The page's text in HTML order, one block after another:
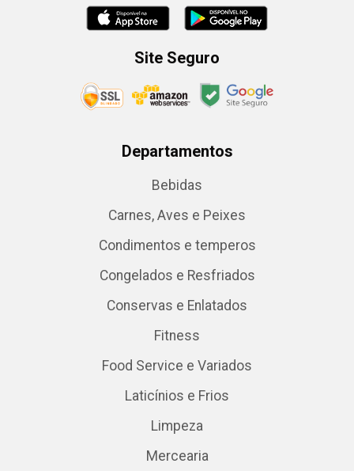
Site Seguro
Departamentos
Bebidas
Carnes, Aves e Peixes
Condimentos e temperos
Congelados e Resfriados
Conservas e Enlatados
Fitness
Food Service e Variados
Laticínios e Frios
Limpeza
Mercearia